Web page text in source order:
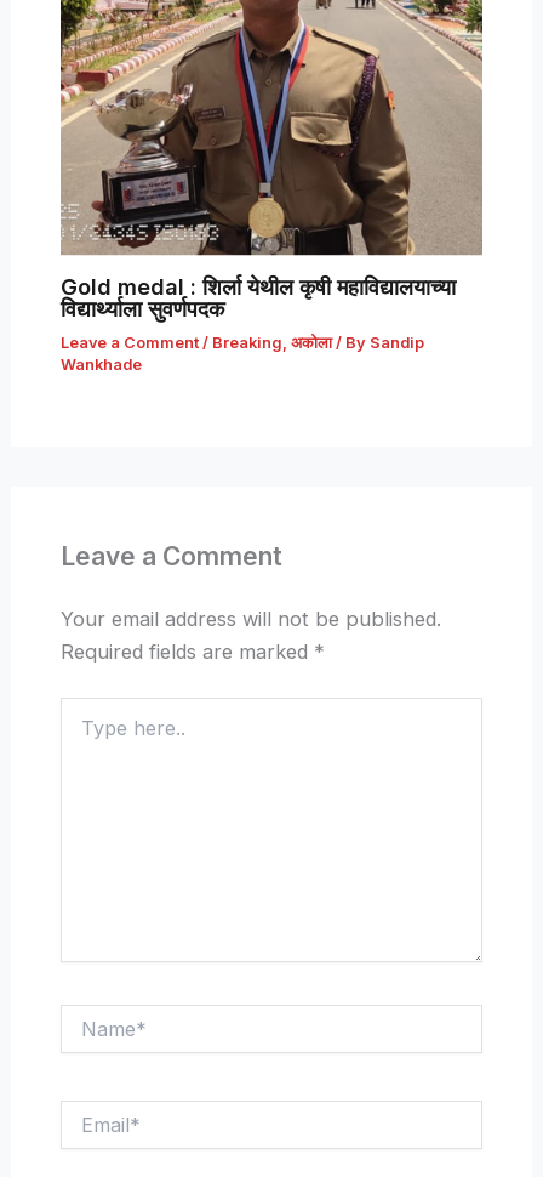
Gold medal : शिर्ला येथील कृषी महाविद्यालयाच्या
विद्यार्थ्याला सुवर्णपदक
Leave a Comment / Breaking, अकोला/ By Sandip
Wankhade
Leave a Comment
Your email address will not be published.
Required fields are marked *
here..